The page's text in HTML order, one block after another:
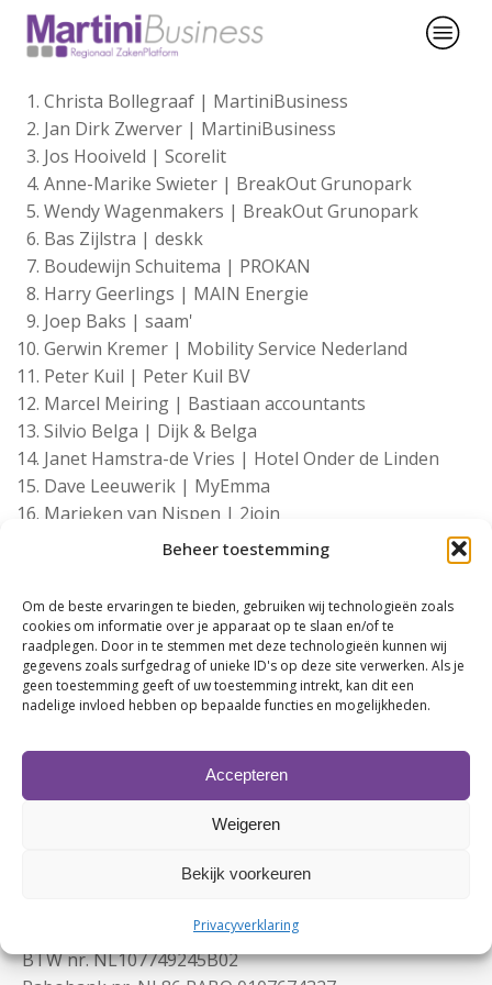
Beheer toestemming
Om de beste ervaringen te bieden, gebruiken wij technologieën zoals
cookies om informatie over je apparaat op te slaan en/of te
raadplegen. Door in te stemmen met deze technologieën kunnen wij
gegevens zoals surfgedrag of unieke ID's op deze site verwerken. Als je
geen toestemming geeft of uw toestemming intrekt, kan dit een
nadelige invloed hebben op bepaalde functies en mogelijkheden.
Accepteren
Weigeren
Bekijk voorkeuren
Privacyverklaring
Christa Bollegraaf | MartiniBusiness
Jan Dirk Zwerver | MartiniBusiness
Jos Hooiveld | Scorelit
Anne-Marike Swieter | BreakOut Grunopark
Wendy Wagenmakers | BreakOut Grunopark
Bas Zijlstra | deskk
Boudewijn Schuitema | PROKAN
Harry Geerlings | MAIN Energie
Joep Baks | saam'
Gerwin Kremer | Mobility Service Nederland
Peter Kuil | Peter Kuil BV
Marcel Meiring | Bastiaan accountants
Silvio Belga | Dijk & Belga
Janet Hamstra-de Vries | Hotel Onder de Linden
Dave Leeuwerik | MyEmma
Marieken van Nispen | 2join
Lars de Jonge | MAIN Energie
André Hofman | Slagerij Hofman
Cees Boon | Scenarius
Kristiaan Hardenberg | REIN advocaten & adviseurs
Eric Wieringa | Sanidirect
BTW nr. NL107749245B02